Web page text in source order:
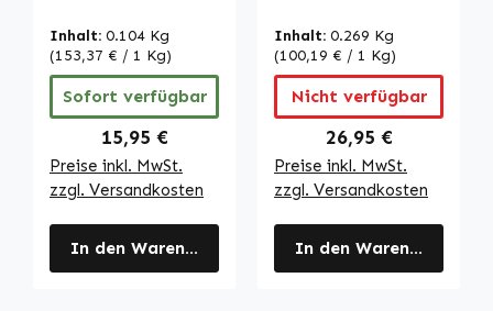
mit Zink; Vitamin
B12 uvm. - für
Immunsytem;
Zellschutz uvm. |
Warnke
Vitalstoffe
Inhalt: 0.104 Kg
(153,37 € / 1 Kg)
Sofort verfügbar
Regulärer Preis:
15,95 €
Preise inkl. MwSt.
zzgl. Versandkosten
In den Warenkorb
B12 uvm. - für
Immunsytem,
Zellschutz uvm. |
Warnke
Vitalstoffe
Inhalt: 0.269 Kg
(100,19 € / 1 Kg)
Nicht verfügbar
Regulärer Preis:
26,95 €
Preise inkl. MwSt.
zzgl. Versandkosten
In den Warenkorb